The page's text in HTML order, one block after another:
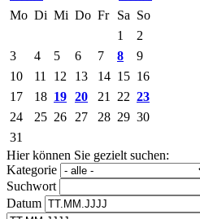
Mo Di Mi Do Fr Sa So
1
2
3
4 5 6 7 8
9
10
11 12 13 14 15 16
17
18 19 20 21 22 23
24
25 26 27 28 29 30
31
Hier können Sie gezielt suchen:
Kategorie
Suchwort
Datum